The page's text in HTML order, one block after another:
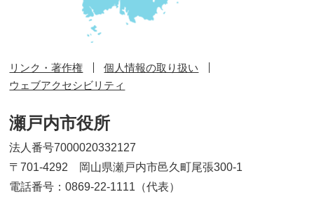
リンク・著作権
個人情報の取り扱い
ウェブアクセシビリティ
瀬戸内市役所
法人番号7000020332127
〒701-4292 岡山県瀬戸内市邑久町尾張300-1
電話番号：0869-22-1111（代表）